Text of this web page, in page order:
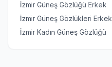
İzmir Güneş Gözlüğü Erkek
İzmir Güneş Gözlükleri Erkek
İzmir Kadın Güneş Gözlüğü